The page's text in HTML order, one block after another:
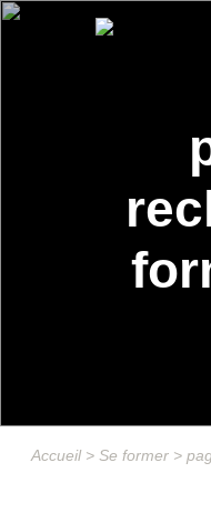
Accueil> Se former >